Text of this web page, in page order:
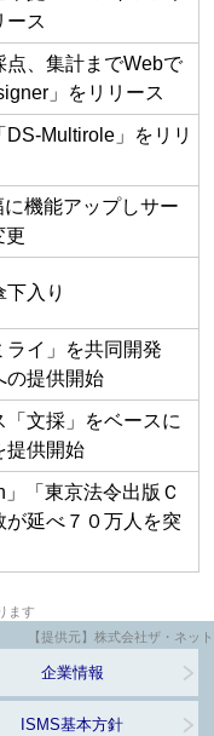
ース
点、集計までWebで
」をリリース
Multirole」をリリ
に機能アップしサー
更
入り
ライ」を共同開発
の提供開始
文採」をベースに
提供開始
「東京法令出版Ｃ
が延べ７０万人を突
ます
【提供元】株式会社ザ・ネット
企業情報
ISMS基本方針